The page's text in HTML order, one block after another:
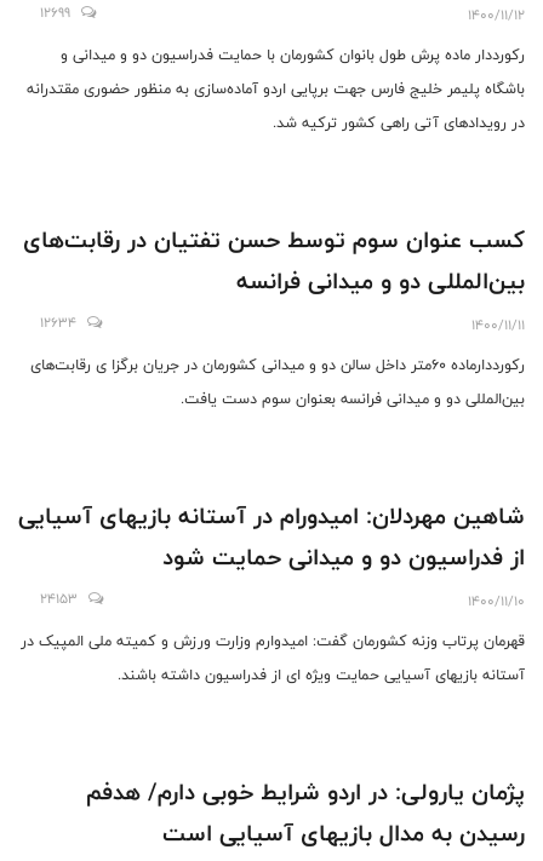
1400/11/12
12699
رکورد‌دار ماده پرش طول بانوان کشورمان با حمایت فدراسیون دو و میدانی و
باشگاه پلیمر خلیج فارس جهت برپایی اردو آماده‌سازی به منظور حضوری مقتدرانه
در رویداد‌های آتی راهی کشور ترکیه شد.
کسب عنوان سوم توسط حسن تفتیان در رقابت‌های
بین‌المللی دو و میدانی فرانسه
1400/11/11
12634
رکورد‌دارماده ۶۰متر داخل سالن دو و میدانی کشورمان در جریان برگزا ی رقابت‌های
بین‌المللی دو و میدانی فرانسه بعنوان سوم دست یافت.
شاهین مهردلان: امیدورام در آستانه بازیهای آسیایی
از فدراسیون دو و میدانی حمایت شود
1400/11/10
24153
قهرمان پرتاب وزنه کشورمان گفت: امیدوارم وزارت ورزش و کمیته ملی المپیک در
آستانه بازیهای آسیایی حمایت ویژه ای از فدراسیون داشته باشند.
پژمان یارولی: در اردو شرایط خوبی دارم/ هدفم
رسیدن به مدال بازیهای آسیایی است